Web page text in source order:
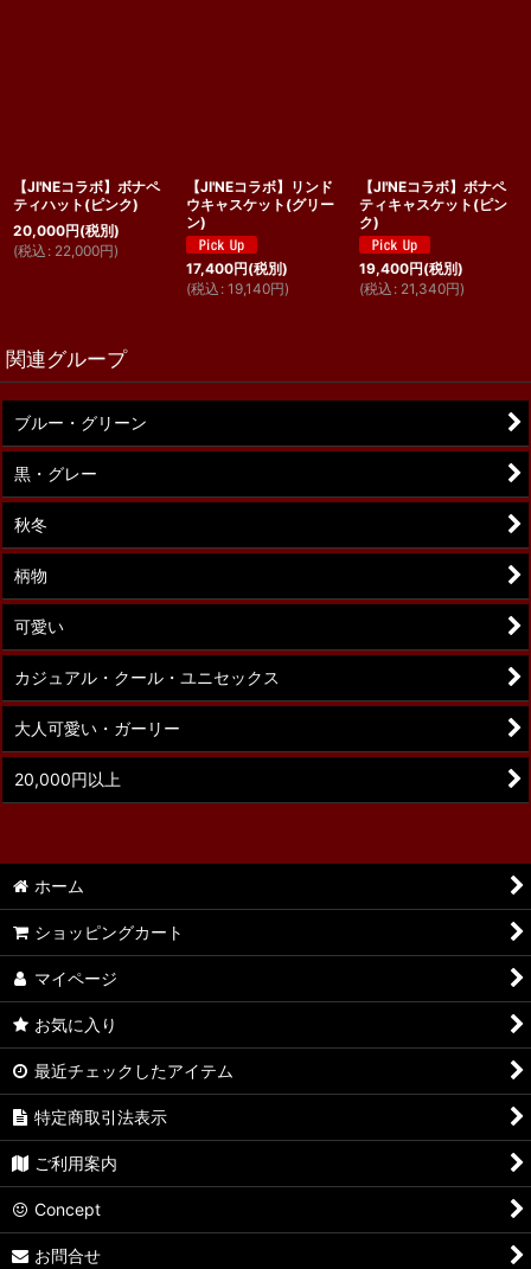
【JI'NEコラボ】ボナペ
ティハット(ピンク)
20,000円(税別)
(税込 : 22,000円)
【JI'NEコラボ】リンド
ウキャスケット(グリー
ン)
17,400円(税別)
(税込 : 19,140円)
【JI'NEコラボ】ボナペ
ティキャスケット(ピン
ク)
19,400円(税別)
(税込 : 21,340円)
関連グループ
ブルー・グリーン
黒・グレー
秋冬
柄物
可愛い
カジュアル・クール・ユニセックス
大人可愛い・ガーリー
20,000円以上
ホーム
ショッピングカート
マイページ
お気に入り
最近チェックしたアイテム
特定商取引法表示
ご利用案内
Concept
お問合せ